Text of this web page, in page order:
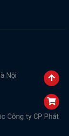
Nội
Công ty CP Phát